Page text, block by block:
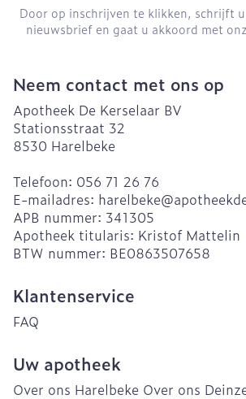
Door op inschrijven te klikken, schrijft
nieuwsbrief en gaat u akkoord met
Neem contact met ons op
Apotheek De Kerselaar BV
Stationsstraat 32
8530 Harelbeke
Telefoon: 056 71 26 76
E-mailadres: harelbeke@
APB nummer: 341305
Apotheek titularis: Kristof Mattelin
BTW nummer: BE0863507658
Klantenservice
FAQ
Uw apotheek
Over ons Harelbeke Over ons